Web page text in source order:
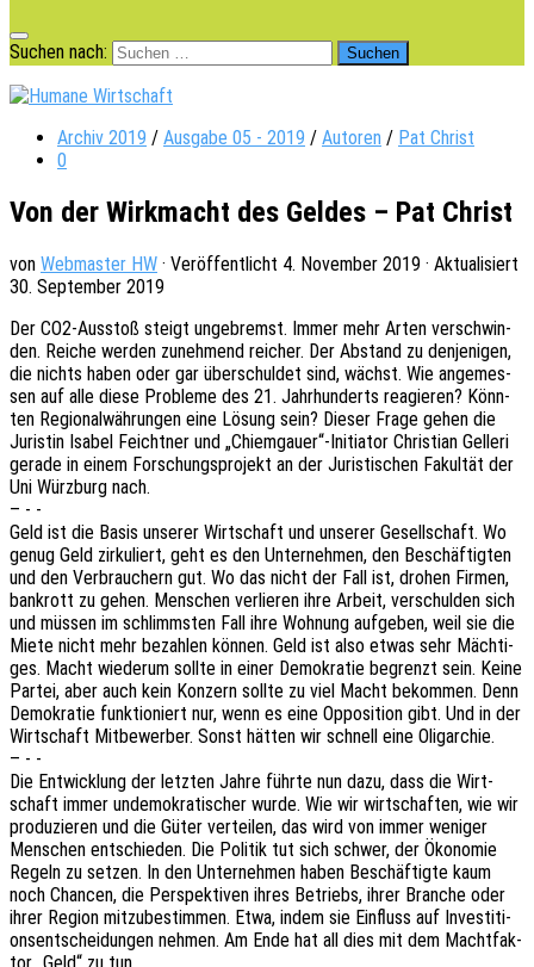
Suchen nach:
Archiv 2019 / Ausgabe 05 - 2019 / Autoren / Pat Christ
0
Von der Wirkmacht des Geldes – Pat Christ
von Webmaster HW · Veröffentlicht 4. November 2019 · Aktualisiert
30. September 2019
Der CO2-Ausstoß steigt unge­bremst. Immer mehr Arten verschwin­
den. Reiche werden zuneh­mend reicher. Der Abstand zu denje­ni­gen,
die nichts haben oder gar über­schul­det sind, wächst. Wie ange­mes­
sen auf alle diese Proble­me des 21. Jahr­hun­derts reagie­ren? Könn­
ten Regio­nal­wäh­run­gen eine Lösung sein? Dieser Frage gehen die
Juris­tin Isabel Feicht­ner und „Chiemgauer“-Initiator Chris­ti­an Gelle­ri
gerade in einem Forschungs­pro­jekt an der Juris­ti­schen Fakul­tät der
Uni Würz­burg nach.
– - -
Geld ist die Basis unse­rer Wirt­schaft und unse­rer Gesell­schaft. Wo
genug Geld zirku­liert, geht es den Unter­neh­men, den Beschäf­tig­ten
und den Verbrau­chern gut. Wo das nicht der Fall ist, drohen Firmen,
bank­rott zu gehen. Menschen verlie­ren ihre Arbeit, verschul­den sich
und müssen im schlimms­ten Fall ihre Wohnung aufge­ben, weil sie die
Miete nicht mehr bezah­len können. Geld ist also etwas sehr Mäch­ti­
ges. Macht wieder­um sollte in einer Demo­kra­tie begrenzt sein. Keine
Partei, aber auch kein Konzern sollte zu viel Macht bekom­men. Denn
Demo­kra­tie funk­tio­niert nur, wenn es eine Oppo­si­ti­on gibt. Und in der
Wirt­schaft Mitbe­wer­ber. Sonst hätten wir schnell eine Oligarchie.
– - -
Die Entwick­lung der letz­ten Jahre führte nun dazu, dass die Wirt­
schaft immer unde­mo­kra­ti­scher wurde. Wie wir wirt­schaf­ten, wie wir
produ­zie­ren und die Güter vertei­len, das wird von immer weni­ger
Menschen entschie­den. Die Poli­tik tut sich schwer, der Ökono­mie
Regeln zu setzen. In den Unter­neh­men haben Beschäf­tig­te kaum
noch Chan­cen, die Perspek­ti­ven ihres Betriebs, ihrer Bran­che oder
ihrer Region mitzu­be­stim­men. Etwa, indem sie Einfluss auf Inves­ti­ti­
ons­ent­schei­dun­gen nehmen. Am Ende hat all dies mit dem Macht­fak­